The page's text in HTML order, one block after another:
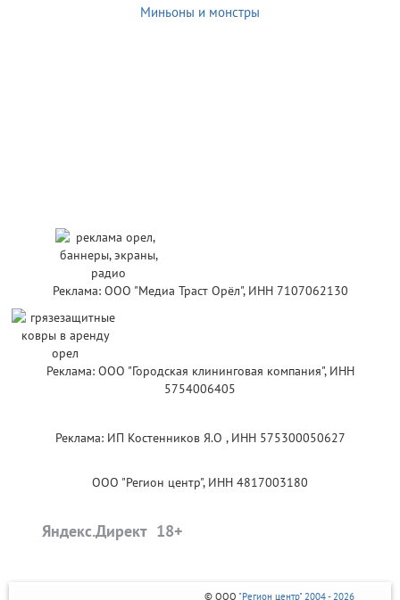
Миньоны и монстры
Реклама: ООО "Медиа Траст Орёл", ИНН 7107062130
Реклама: ООО "Городская клининговая компания", ИНН
5754006405
Реклама: ИП Костенников Я.О , ИНН 575300050627
ООО "Регион центр", ИНН 4817003180
Яндекс.Директ
© ООО "Регион центр" 2004 - 2026